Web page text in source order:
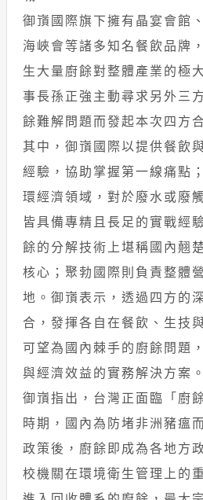
御嵿國際旗下擁有晶宴會館
海峽會等諸多知名餐飲品牌
生大量廚餘對整體產業的極
事長孫正強主動尋求另外三
餘難解問題而發起本次四方
其中，御嵿國際以提供餐飲
經驗，協助掌握第一線痛點
環經濟領域，對於廢水或廢
皆具備專精且長足的實戰經
餘的分解技術上堪稱國內翹
核心；聚勃國際則負責整體
地。御嵿表示，透過四方的
合，發揮各自在餐飲、生技
可望為國內棘手的廚餘問題
與經濟效益的實務解決方案。
御嵿指出，台灣正面臨「廚
時期，國內為防堵非洲豬瘟
政策後，廚餘即成為各地方
校機關在環境衛生管理上的